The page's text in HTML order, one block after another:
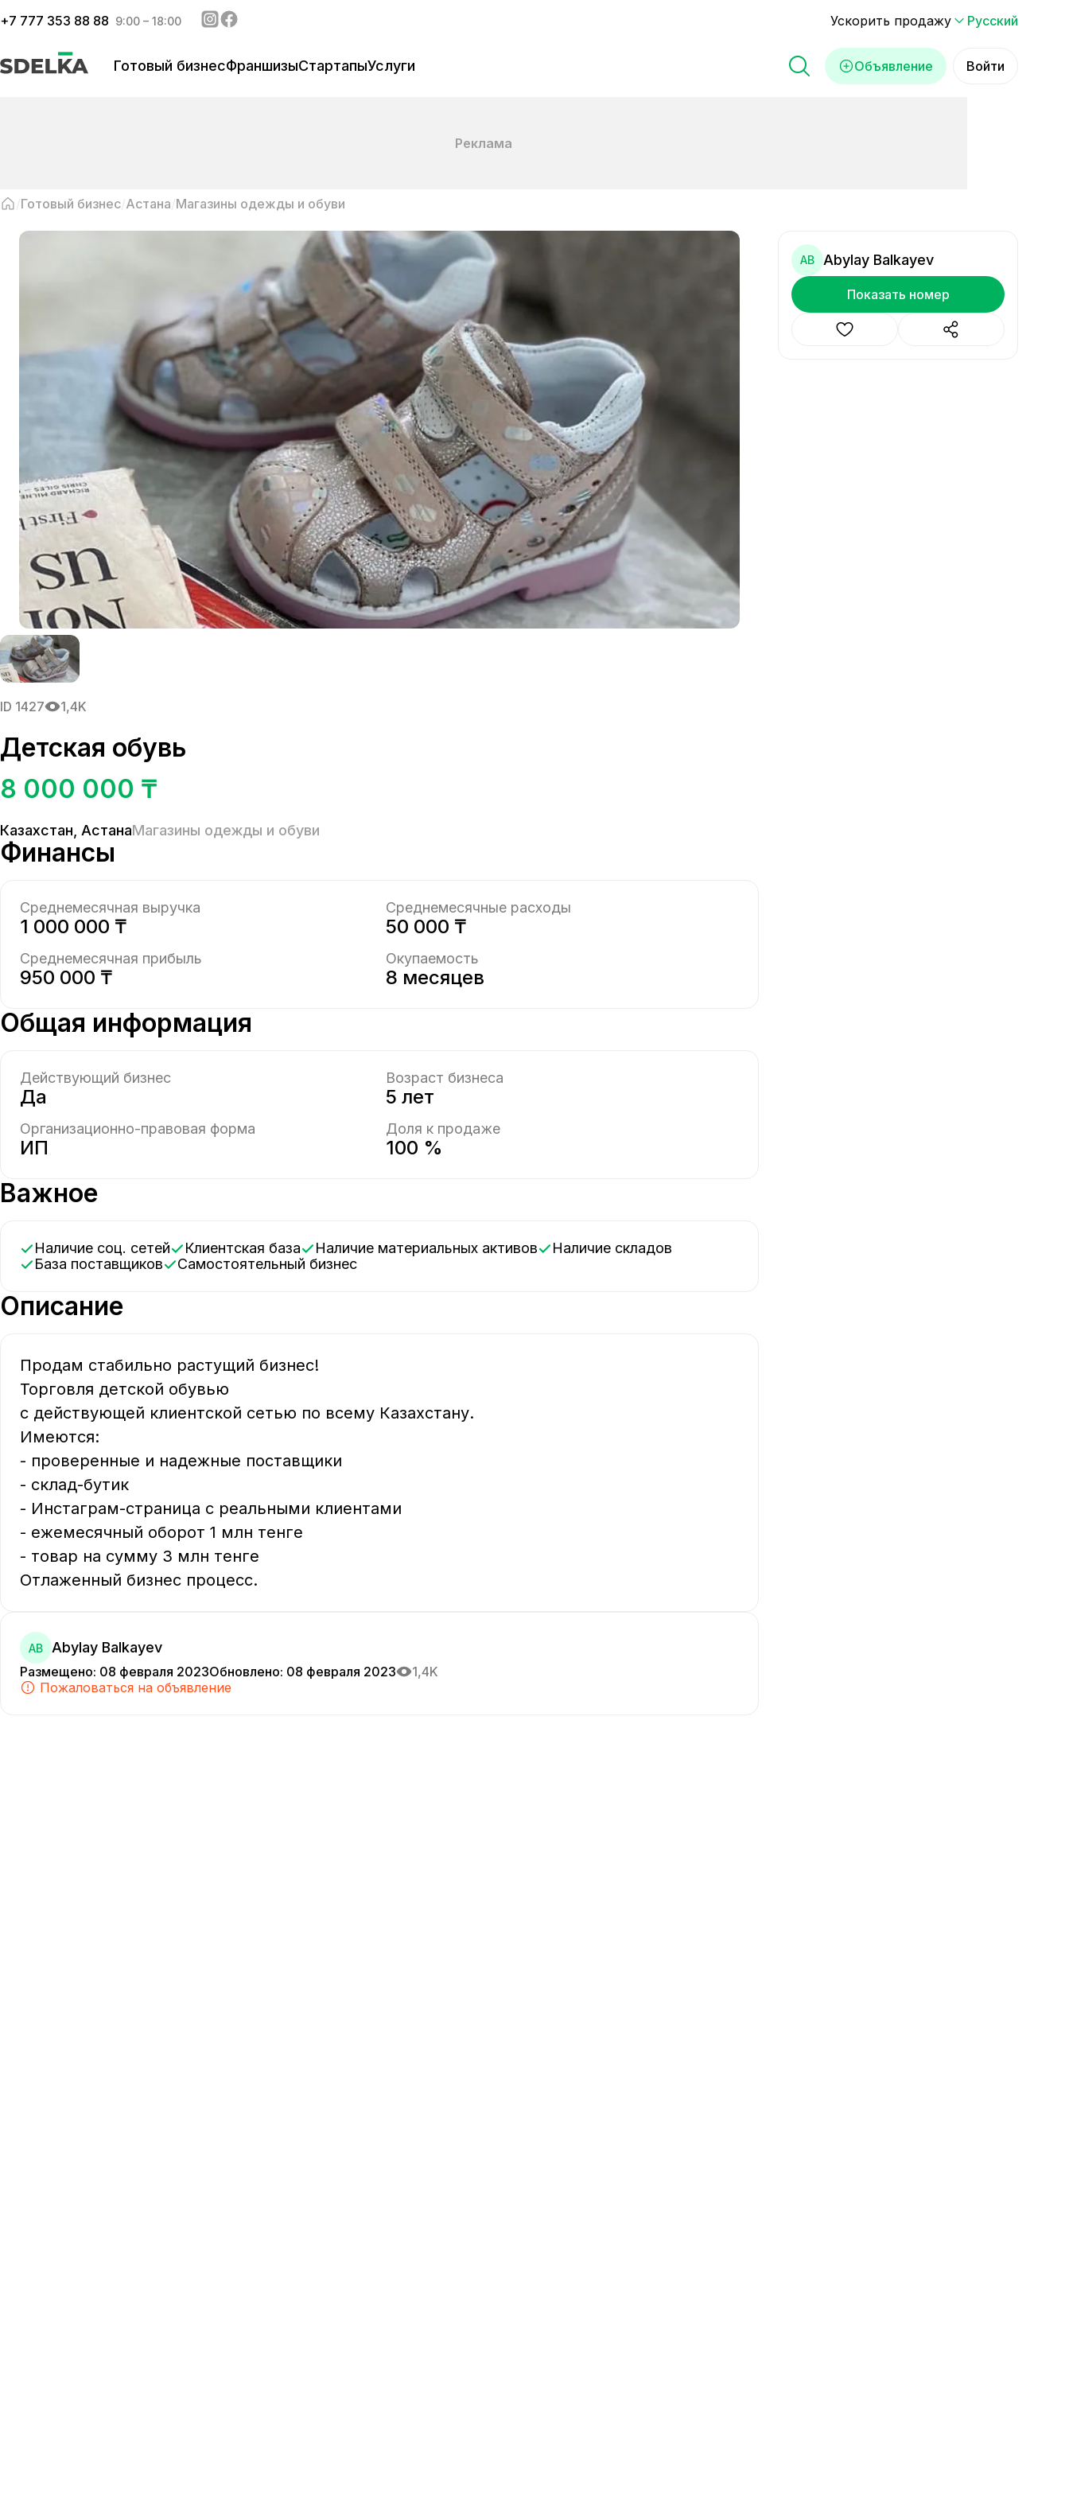
+7 777 353 88 88 9:00 – 18:00 Ускорить продажу Русский
Объявление Войти
Готовый бизнесФраншизыСтартапыУслуги
Реклама
Готовый бизнес Астана Магазины одежды и обуви
ID 1427 1,4K
Детская обувь
8 000 000 ₸
Казахстан АстанаМагазины одежды и обуви
Финансы
Среднемесячная выручка
1 000 000 ₸
Среднемесячные расходы
50 000 ₸
Среднемесячная прибыль
950 000 ₸
Окупаемость
8 месяцев
Общая информация
Действующий бизнес
Да
Возраст бизнеса
5 лет
Организационно-правовая форма
ИП
Доля к продаже
100 %
Важное
Наличие соц. сетей Клиентская база Наличие материальных активов
Наличие складов
База поставщиков
Самостоятельный бизнес
Описание
Продам стабильно растущий бизнес!
Торговля детской обувью
с действующей клиентской сетью по всему Казахстану.
Имеются:
- проверенные и надежные поставщики
- склад-бутик
- Инстаграм-страница с реальными клиентами
- ежемесячный оборот 1 млн тенге
- товар на сумму 3 млн тенге
Отлаженный бизнес процесс.
AB Abylay Balkayev
Размещено: 08 февраля 2023Обновлено: 08 февраля 2023
1,4K
Пожаловаться на объявление
AB Abylay Balkayev
Показать номер